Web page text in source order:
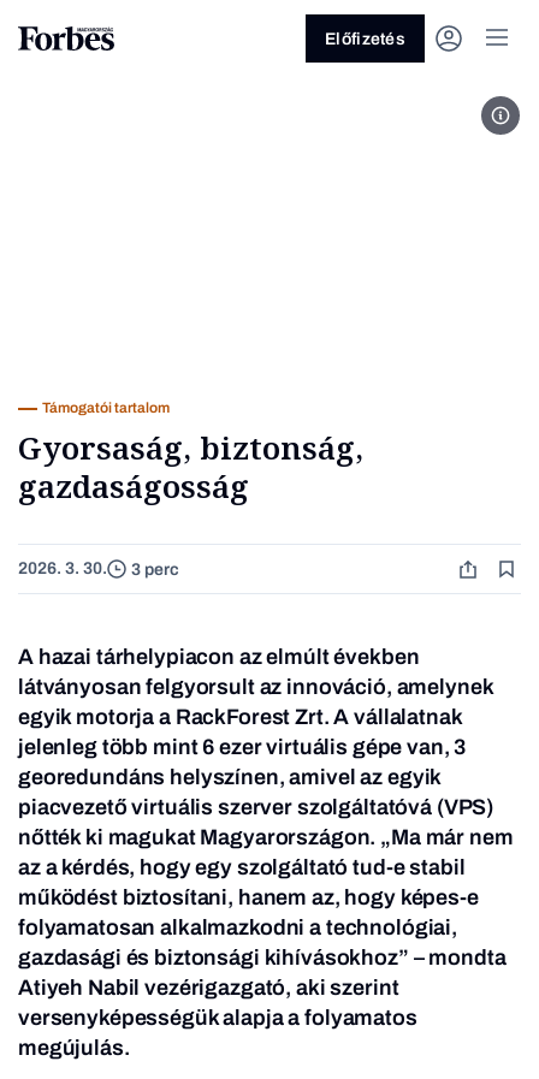
Üzlet
Előfizetés
Támogatói tartalom
Gyorsaság, biztonság,
gazdaságosság
2026. 3. 30. 3 perc
A hazai tárhelypiacon az elmúlt években
látványosan felgyorsult az innováció, amelynek
egyik motorja a RackForest Zrt. A vállalatnak
jelenleg több mint 6 ezer virtuális gépe van, 3
georedundáns helyszínen, amivel az egyik
piacvezető virtuális szerver szolgáltatóvá (VPS)
nőtték ki magukat Magyarországon. „Ma már nem
az a kérdés, hogy egy szolgáltató tud-e stabil
működést biztosítani, hanem az, hogy képes-e
folyamatosan alkalmazkodni a technológiai,
gazdasági és biztonsági kihívásokhoz” – mondta
Atiyeh Nabil vezérigazgató, aki szerint
versenyképességük alapja a folyamatos
megújulás.